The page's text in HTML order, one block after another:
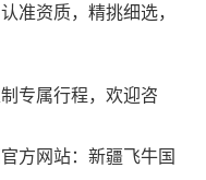
准资质，精挑细选，
专属行程，欢迎咨
方网站：新疆飞牛国